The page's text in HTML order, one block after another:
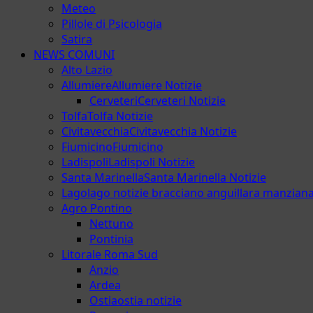
Meteo
Pillole di Psicologia
Satira
NEWS COMUNI
Alto Lazio
AllumiereAllumiere Notizie
CerveteriCerveteri Notizie
TolfaTolfa Notizie
CivitavecchiaCivitavecchia Notizie
FiumicinoFiumicino
LadispoliLadispoli Notizie
Santa MarinellaSanta Marinella Notizie
Lagolago notizie bracciano anguillara
Agro Pontino
Nettuno
Pontinia
Litorale Roma Sud
Anzio
Ardea
Ostiaostia notizie